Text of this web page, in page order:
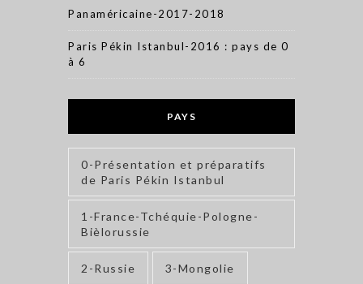
Panaméricaine-2017-2018
Paris Pékin Istanbul-2016 : pays de 0
à 6
PAYS
0-Présentation et préparatifs
de Paris Pékin Istanbul
1-France-Tchéquie-Pologne-
Bièlorussie
2-Russie 3-Mongolie